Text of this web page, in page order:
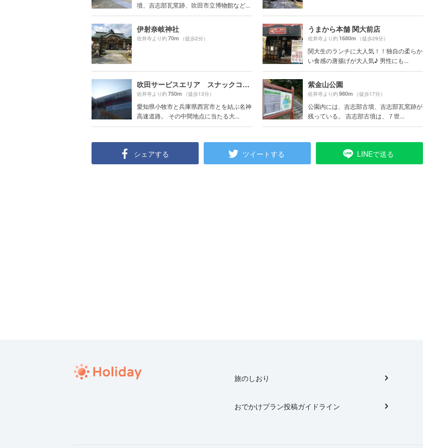
墳、吉志部瓦窯跡、吹田市立博物館など...
伊射奈岐神社
佐井寺より約70m （徒歩2分）
うまから本舗 関大前店
佐井寺より約1680m （徒歩29分）
関大生のランチに大人気！！独自の柔らか
い食感の唐揚げが大人気♪ 男性にも...
吹田サービスエリア スナックコーナー
佐井寺より約750m （徒歩13分）
愛知県小牧市と兵庫県西宮市とを結ぶ名神
高速道路。 その中間地点に当たる大...
紫金山公園
佐井寺より約980m （徒歩17分）
公園内には、吉志部古墳、吉志部瓦窯跡が
残っている。 吉志部古墳は、７世...
シェアする ツイートする LINEで送る
旅のしおり
おでかけプラン投稿ガイドライン